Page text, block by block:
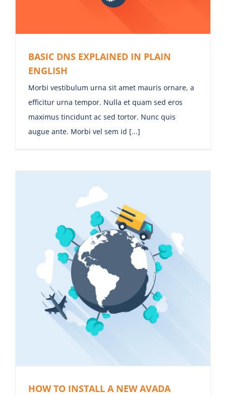
BASIC DNS EXPLAINED IN PLAIN
ENGLISH
Morbi vestibulum urna sit amet mauris ornare, a
efficitur urna tempor. Nulla et quam sed eros
maximus tincidunt ac sed tortor. Nunc quis
augue ante. Morbi vel sem id [...]
HOW TO INSTALL A NEW AVADA